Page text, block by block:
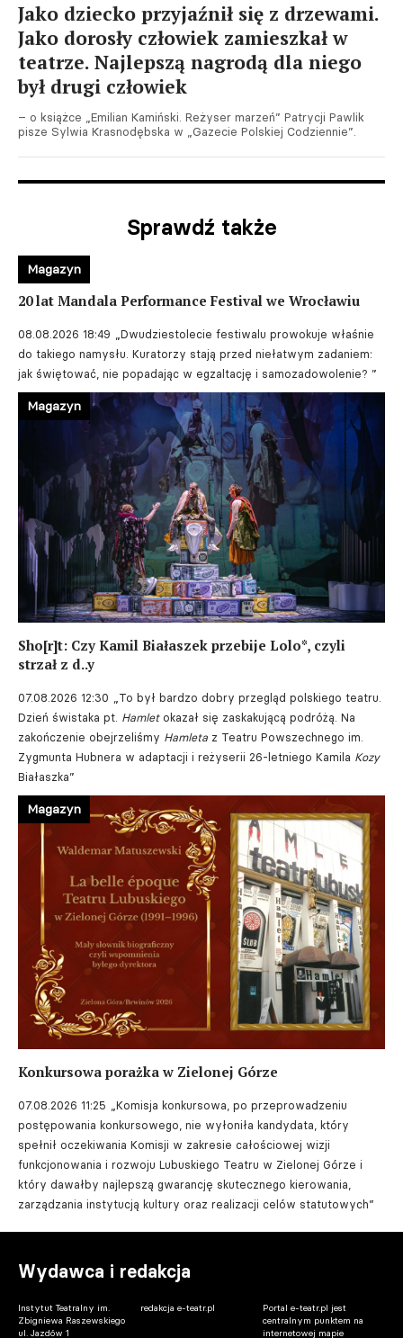
Jako dziecko przyjaźnił się z drzewami.
Jako dorosły człowiek zamieszkał w
teatrze. Najlepszą nagrodą dla niego
był drugi człowiek
– o książce „Emilian Kamiński. Reżyser marzeń” Patrycji Pawlik
pisze Sylwia Krasnodębska w „Gazecie Polskiej Codziennie”.
Sprawdź także
20 lat Mandala Performance Festival we Wrocławiu
08.08.2026 18:49 „Dwudziestolecie festiwalu prowokuje właśnie
do takiego namysłu. Kuratorzy stają przed niełatwym zadaniem:
jak świętować, nie popadając w egzaltację i samozadowolenie? ”
Magazyn
Sho[r]t: Czy Kamil Białaszek przebije Lolo*, czyli
strzał z d..y
07.08.2026 12:30
„To był bardzo dobry przegląd polskiego teatru.
Dzień świstaka pt. Hamletokazał się zaskakującą podróżą. Na
zakończenie obejrzeliśmy Hamleta z Teatru Powszechnego im.
Zygmunta Hubnera w adaptacji i reżyserii 26-letniego Kamila Kozy
Białaszka”
Magazyn
Konkursowa porażka w Zielonej Górze
07.08.2026 11:25 „Komisja konkursowa, po przeprowadzeniu
postępowania konkursowego, nie wyłoniła kandydata, który
spełnił oczekiwania Komisji w zakresie całościowej wizji
funkcjonowania i rozwoju Lubuskiego Teatru w Zielonej Górze i
który dawałby najlepszą gwarancję skutecznego kierowania,
zarządzania instytucją kultury oraz realizacji celów statutowych”
Magazyn
Wydawca i redakcja
Instytut Teatralny im.
Zbigniewa Raszewskiego
ul. Jazdów 1
redakcja e-teatr.pl
Portal e-teatr.pl jest
centralnym punktem na
internetowej mapie